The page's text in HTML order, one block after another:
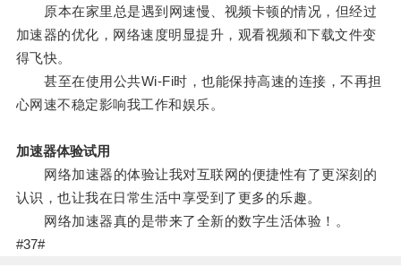
原本在家里总是遇到网速慢、视频卡顿的情况，但经过
加速器的优化，网络速度明显提升，观看视频和下载文件变
得飞快。
甚至在使用公共Wi-Fi时，也能保持高速的连接，不再担
心网速不稳定影响我工作和娱乐。
加速器体验试用
网络加速器的体验让我对互联网的便捷性有了更深刻的
认识，也让我在日常生活中享受到了更多的乐趣。
网络加速器真的是带来了全新的数字生活体验！。
#37#